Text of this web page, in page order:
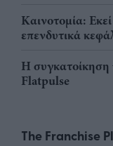
Καινοτομία:
επενδυτικά
Η συγκατοίκηση
Flatpulse
The Franchise